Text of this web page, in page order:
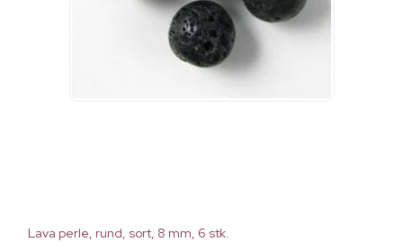
Lava perle, rund, sort, 8 mm, 6 stk.